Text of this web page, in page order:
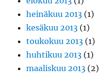
heinäkuu 2013 (1)
kesäkuu 2013 (1)
toukokuu 2013 (1)
huhtikuu 2013 (1)
maaliskuu 2013 (2)